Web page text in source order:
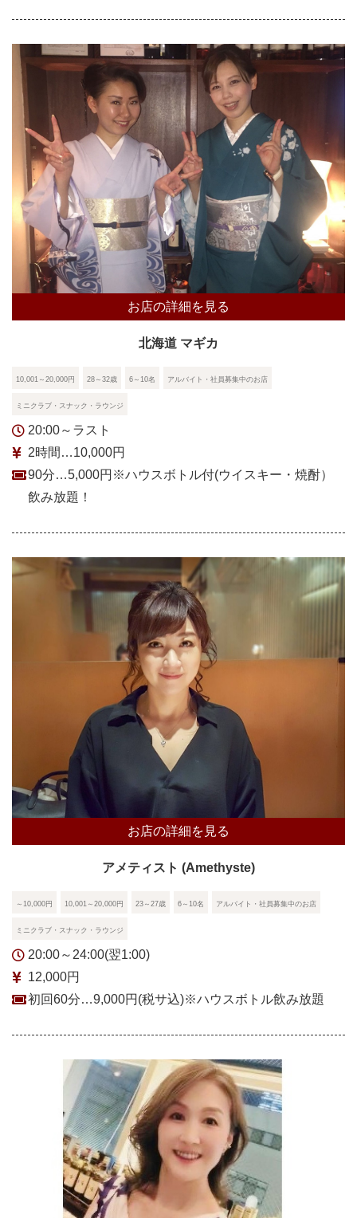
お店の詳細を見る
北海道 マギカ
10,001～20,000円 28～32歳 6～10名 アルバイト・社員募集中のお店
ミニクラブ・スナック・ラウンジ
20:00～ラスト
2時間…10,000円
90分…5,000円※ハウスボトル付(ウイスキー・焼酎）
飲み放題！
お店の詳細を見る
アメティスト (Amethyste)
～10,000円 10,001～20,000円 23～27歳 6～10名 アルバイト・社員募集中のお店
ミニクラブ・スナック・ラウンジ
20:00～24:00(翌1:00)
12,000円
初回60分…9,000円(税サ込)※ハウスボトル飲み放題